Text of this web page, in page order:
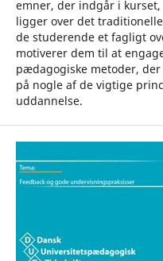
emner, der indgår i kurset,
ligger over det
de studerende et fagligt
motiverer dem til at
pædagogiske metoder,
på nogle af de vigtige
uddannelse.